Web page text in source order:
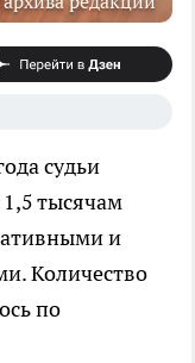
судьи
тысячам
и
Количество
по